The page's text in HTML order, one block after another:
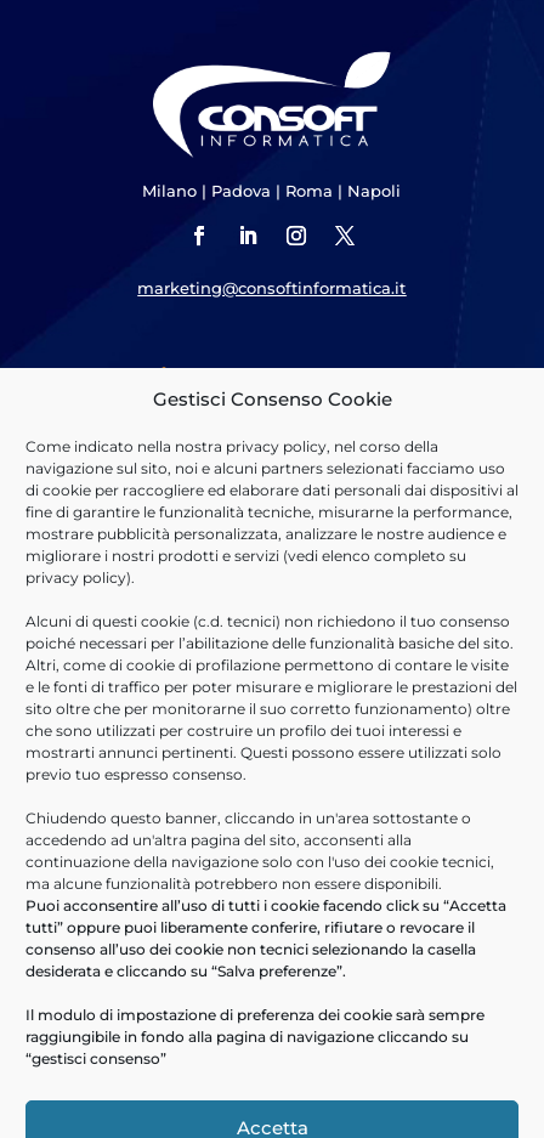
Gestisci Consenso Cookie
Come indicato nella nostra privacy policy, nel corso della
navigazione sul sito, noi e alcuni partners selezionati facciamo uso
di cookie per raccogliere ed elaborare dati personali dai dispositivi al
fine di garantire le funzionalità tecniche, misurarne la performance,
mostrare pubblicità personalizzata, analizzare le nostre audience e
migliorare i nostri prodotti e servizi (vedi elenco completo su
privacy policy).
Alcuni di questi cookie (c.d. tecnici) non richiedono il tuo consenso
poiché necessari per l’abilitazione delle funzionalità basiche del sito.
Altri, come di cookie di profilazione permettono di contare le visite
e le fonti di traffico per poter misurare e migliorare le prestazioni del
sito oltre che per monitorarne il suo corretto funzionamento) oltre
che sono utilizzati per costruire un profilo dei tuoi interessi e
mostrarti annunci pertinenti. Questi possono essere utilizzati solo
previo tuo espresso consenso.
Chiudendo questo banner, cliccando in un'area sottostante o
accedendo ad un'altra pagina del sito, acconsenti alla
continuazione della navigazione solo con l'uso dei cookie tecnici,
ma alcune funzionalità potrebbero non essere disponibili.
Puoi acconsentire all’uso di tutti i cookie facendo click su “Accetta
tutti” oppure puoi liberamente conferire, rifiutare o revocare il
consenso all’uso dei cookie non tecnici selezionando la casella
desiderata e cliccando su “Salva preferenze”.
Il modulo di impostazione di preferenza dei cookie sarà sempre
raggiungibile in fondo alla pagina di navigazione cliccando su
“gestisci consenso”
Accetta
Milano | Padova | Roma | Napoli
marketing@consoftinformatica.it
Cosa Offriamo
Sosteniamo il percorso di Digital Transformation
dei nostri
clienti implementando soluzioni basate su piattaforme
tecnologiche leader di mercato, realizzando applicativi custom
ed erogando servizi professionali di qualità.
Scopri di più
Lavora con noi
Che tu sia un professionista con esperienza, o un neolaureato,
abbiamo la posizione giusta per te.
Invia candidatura
Accesso Rapido
Contatti
Servizi
Soluzioni
Certificazioni
Profilo aziendale